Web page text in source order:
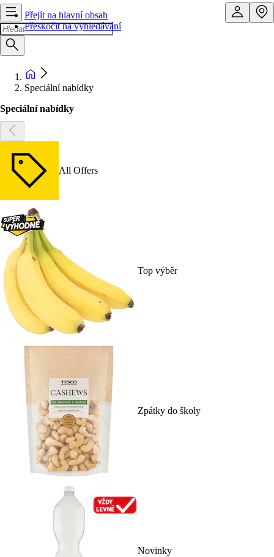
Přejít na hlavní obsah
Přeskočit na vyhledávání
Speciální nabídky
Speciální nabídky
All Offers
Top výběr
Zpátky do školy
Novinky